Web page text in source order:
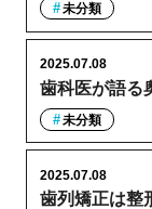
未分類
歯科医が語る
2025.07.08
未分類
歯列矯正は整
2025.07.08